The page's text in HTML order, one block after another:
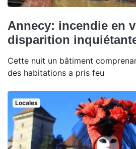
Annecy: incendie en
disparition
Cette nuit un bâtiment
des habitations a pris feu
Locales